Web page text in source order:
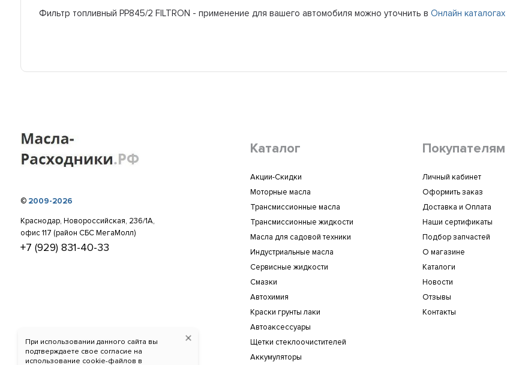
При использовании данного сайта вы
подтверждаете свое согласие на
использование cookie-файлов в
Фильтр топливный PP845/2 FILTRON - применение для вашего автомобиля можно уточнить вОнлайн каталогах
© 2009-2026
Краснодар, Новороссийская, 236/1А,
офис 117 (район СБС МегаМолл)
+7 (929) 831-40-33
Каталог
Акции-Скидки
Моторные масла
Трансмиссионные масла
Трансмиссионные жидкости
Масла для садовой техники
Индустриальные масла
Сервисные жидкости
Смазки
Автохимия
Краски грунты лаки
Автоаксессуары
Щетки стеклоочистителей
Аккумуляторы
Покупателям
Личный кабинет
Оформить заказ
Доставка и Оплата
Наши сертификаты
Подбор запчастей
О магазине
Каталоги
Новости
Отзывы
Контакты